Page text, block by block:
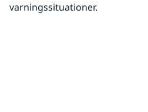
varningssituationer.